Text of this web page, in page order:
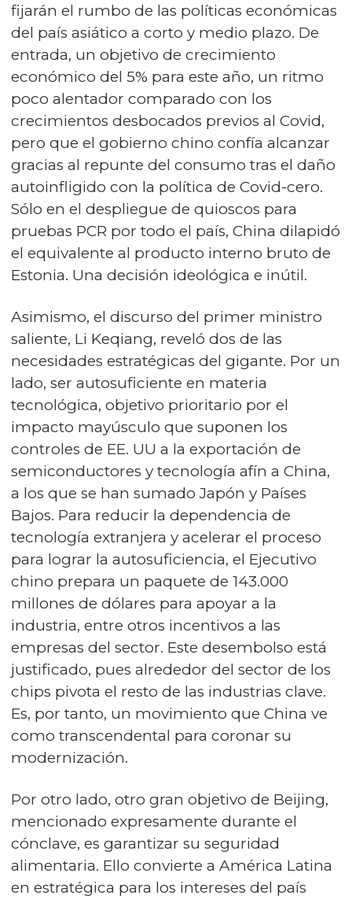
fijarán el rumbo de las políticas económicas
del país asiático a corto y medio plazo. De
entrada, un objetivo de crecimiento
económico del 5% para este año, un ritmo
poco alentador comparado con los
crecimientos desbocados previos al Covid,
pero que el gobierno chino confía alcanzar
gracias al repunte del consumo tras el daño
autoinfligido con la política de Covid-cero.
Sólo en el despliegue de quioscos para
pruebas PCR por todo el país, China dilapidó
el equivalente al producto interno bruto de
Estonia. Una decisión ideológica e inútil.
Asimismo, el discurso del primer ministro
saliente, Li Keqiang, reveló dos de las
necesidades estratégicas del gigante. Por un
lado, ser autosuficiente en materia
tecnológica, objetivo prioritario por el
impacto mayúsculo que suponen los
controles de EE. UU a la exportación de
semiconductores y tecnología afín a China,
a los que se han sumado Japón y Países
Bajos. Para reducir la dependencia de
tecnología extranjera y acelerar el proceso
para lograr la autosuficiencia, el Ejecutivo
chino prepara un paquete de 143.000
millones de dólares para apoyar a la
industria, entre otros incentivos a las
empresas del sector. Este desembolso está
justificado, pues alrededor del sector de los
chips pivota el resto de las industrias clave.
Es, por tanto, un movimiento que China ve
como transcendental para coronar su
modernización.
Por otro lado, otro gran objetivo de Beijing,
mencionado expresamente durante el
cónclave, es garantizar su seguridad
alimentaria. Ello convierte a América Latina
en estratégica para los intereses del país